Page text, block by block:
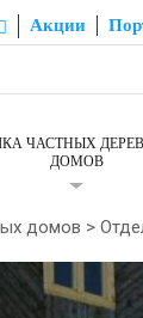
Акции
ЧАСТНЫХ
ДОМОВ
домов >